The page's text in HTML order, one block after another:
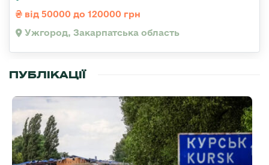
від 50000 до 120000 грн
Ужгород, Закарпатська область
ПУБЛІКАЦІЇ